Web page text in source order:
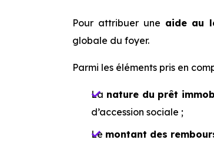
Pour attribuer une aide au
globale du foyer.
Parmi les éléments pris en
La nature du prêt
d’accession sociale ;
Le montant des